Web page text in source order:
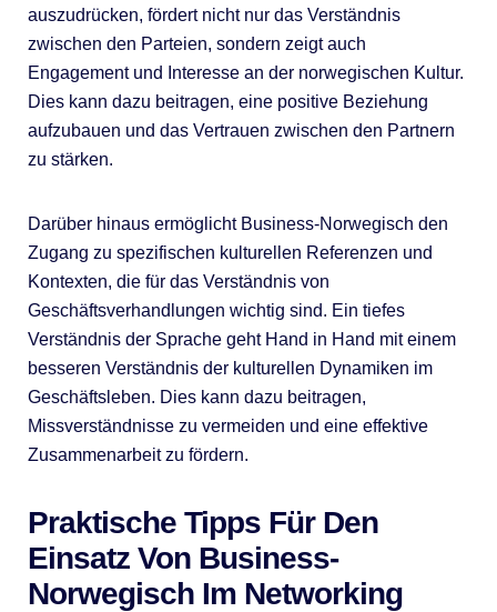
auszudrücken, fördert nicht nur das Verständnis
zwischen den Parteien, sondern zeigt auch
Engagement und Interesse an der norwegischen Kultur.
Dies kann dazu beitragen, eine positive Beziehung
aufzubauen und das Vertrauen zwischen den Partnern
zu stärken.
Darüber hinaus ermöglicht Business-Norwegisch den
Zugang zu spezifischen kulturellen Referenzen und
Kontexten, die für das Verständnis von
Geschäftsverhandlungen wichtig sind. Ein tiefes
Verständnis der Sprache geht Hand in Hand mit einem
besseren Verständnis der kulturellen Dynamiken im
Geschäftsleben. Dies kann dazu beitragen,
Missverständnisse zu vermeiden und eine effektive
Zusammenarbeit zu fördern.
Praktische Tipps Für Den
Einsatz Von Business-
Norwegisch Im Networking